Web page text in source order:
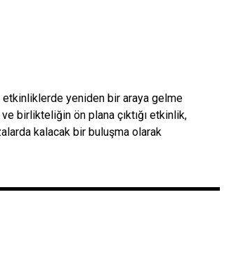
etkinliklerde yeniden bir araya gelme
birlikteliğin ön plana çıktığı etkinlik,
kalacak bir buluşma olarak